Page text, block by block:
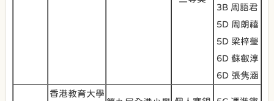
3B 周語君
5D 周朗禧
5D 梁梓瑩
6D 蘇叡淳
6D 張隽涵
香港教育大學